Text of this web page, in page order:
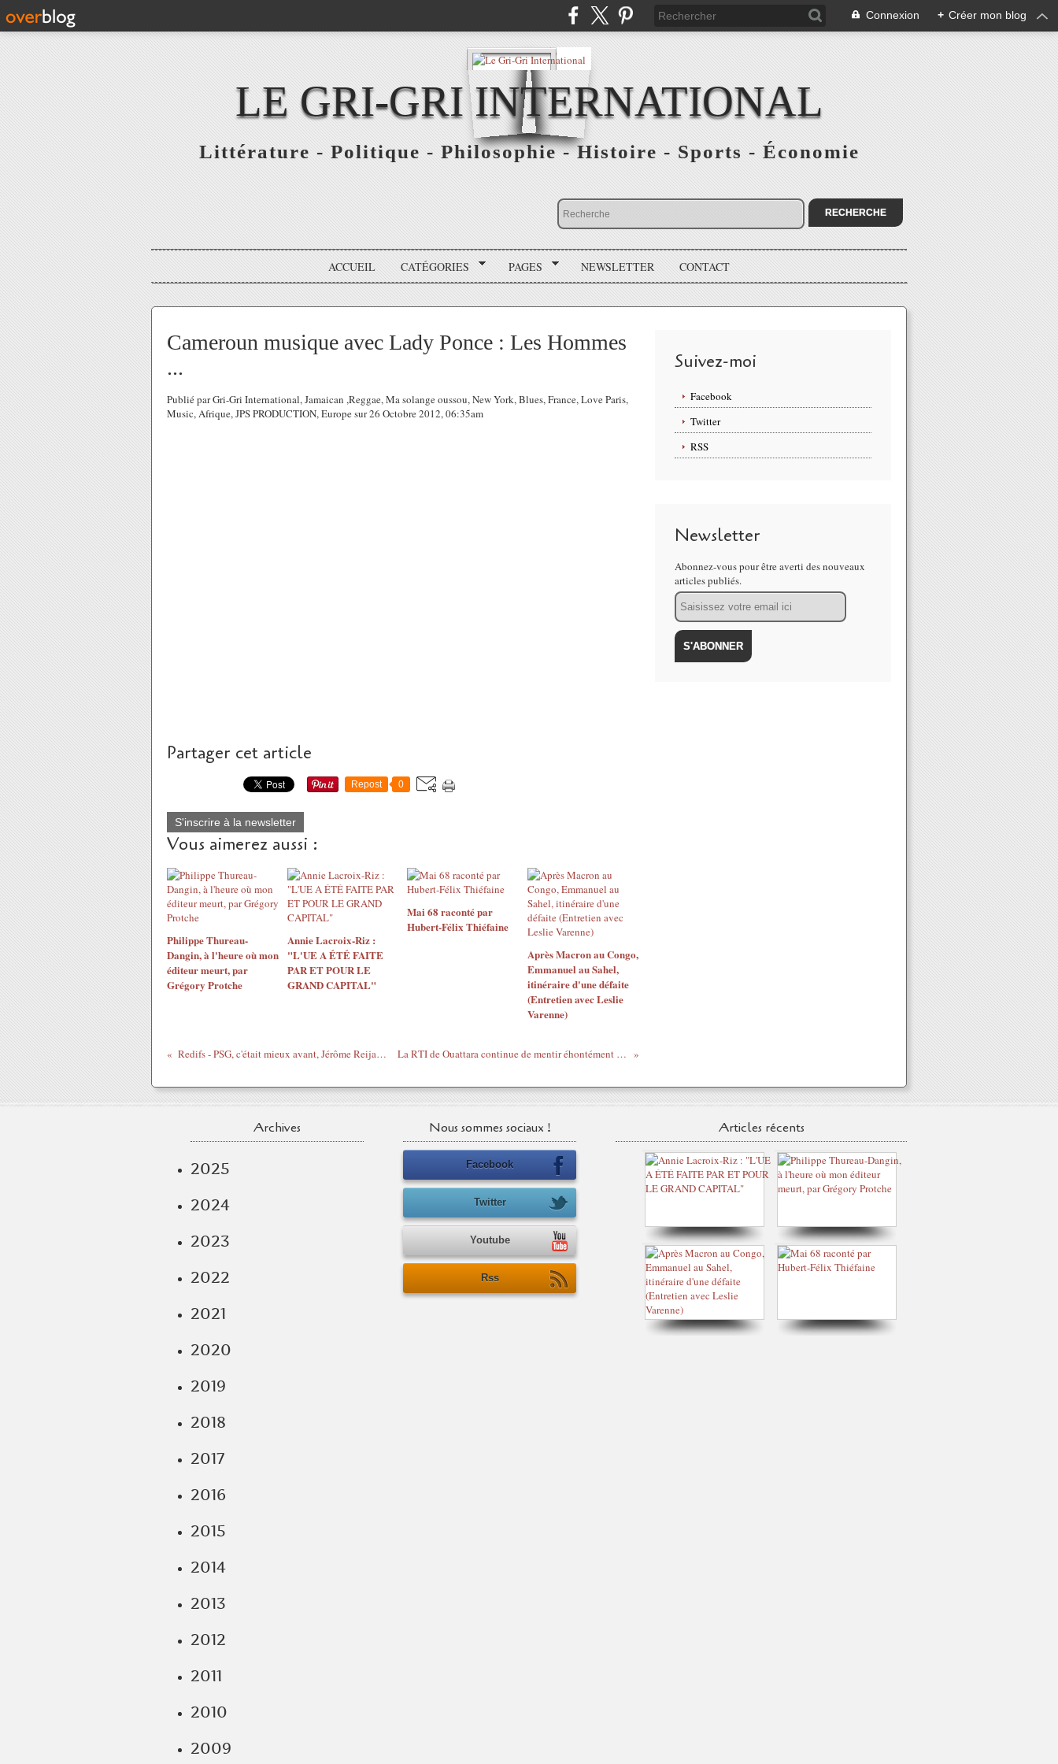
Connexion + Créer mon blog
LE GRI-GRI INTERNATIONAL
Littérature - Politique - Philosophie - Histoire - Sports - Économie
ACCUEIL CATÉGORIES PAGES NEWSLETTER CONTACT
Cameroun musique avec Lady Ponce : Les Hommes
...
Publié par Gri-Gri International, Jamaican ,Reggae, Ma solange oussou, New York, Blues, France, Love Paris,
Music, Afrique, JPS PRODUCTION, Europe sur 26 Octobre 2012, 06:35am
Partager cet article
Repost 0
S'inscrire à la newsletter
Vous aimerez aussi :
Philippe Thureau-
Dangin, à l'heure où mon
éditeur meurt, par
Grégory Protche
Annie Lacroix-Riz :
"L'UE A ÉTÉ FAITE
PAR ET POUR LE
GRAND CAPITAL"
Mai 68 raconté par
Hubert-Félix Thiéfaine
Après Macron au Congo,
Emmanuel au Sahel,
itinéraire d'une défaite
(Entretien avec Leslie
Varenne)
Redifs - PSG, c'était mieux avant, Jérôme Reijasse : "Collony, on t'enc..." - février 2010 La RTI de Ouattara continue de mentir éhontément sur la relaxe de Koné Katinan - 24/10/2012
Suivez-moi
Facebook
Twitter
RSS
Newsletter
Abonnez-vous pour être averti des nouveaux
articles publiés.
Email
Archives
2025
2024
2023
2022
2021
2020
2019
2018
2017
2016
2015
2014
2013
2012
2011
2010
2009
Nous sommes sociaux !
Facebook
Twitter
Youtube
Rss
Articles récents